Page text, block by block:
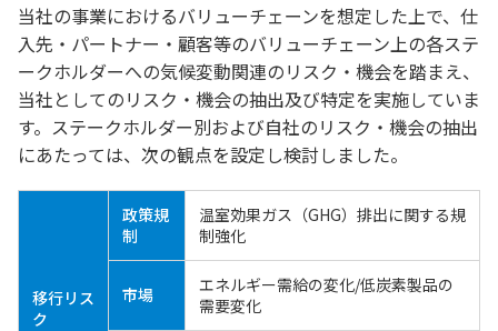
当社の事業におけるバリューチェーンを想定した上で、仕
入先・パートナー・顧客等のバリューチェーン上の各ステ
ークホルダーへの気候変動関連のリスク・機会を踏まえ、
当社としてのリスク・機会の抽出及び特定を実施していま
す。ステークホルダー別および自社のリスク・機会の抽出
にあたっては、次の観点を設定し検討しました。
移行リス
ク
政策規
制
温室効果ガス（GHG）排出に関する規
制強化
市場
エネルギー需給の変化/低炭素製品の
需要変化